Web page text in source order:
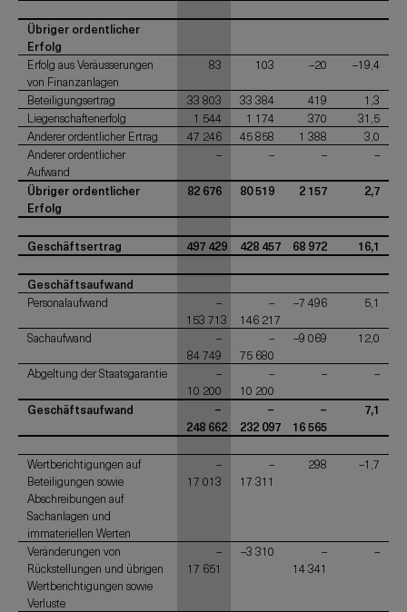
Übriger ordentlicher
Erfolg
Erfolg aus Veräusserungen
von Finanzanlagen
83 103 –20 –19,4
Beteiligungsertrag 33 803 33 384 419
1,3
Liegenschaftenerfolg
1 544 1 174 370
31,5
Anderer ordentlicher Ertrag
47 246 45 858 1 388
3,0
Anderer ordentlicher
Aufwand
– – – –
Übriger ordentlicher
Erfolg
82 676 80 519 2 157 2,7
Geschäftsertrag 497 429 428 457 68 972 16,1
Geschäftsaufwand
Personalaufwand
–
153 713
–
146 217
–7 496 5,1
Sachaufwand
–
84 749
–
75 680
–9 069 12,0
Abgeltung der Staatsgarantie
–
10 200
–
10 200
– –
Geschäftsaufwand
–
248 662
–
232 097
–
16 565
7,1
Wertberichtigungen auf
Beteiligungen sowie
Abschreibungen auf
Sachanlagen und
immateriellen Werten
–
17 013
–
17 311
298 –1,7
Veränderungen von
Rückstellungen und übrigen
Wertberichtigungen sowie
Verluste
–
17 651
–3 310
–
14 341
–